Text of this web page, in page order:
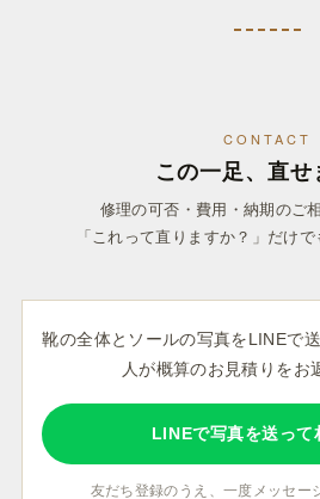
CONTACT
この一足、直せ
修理の可否・費用・納期のご
「これって直りますか？」だけで
靴の全体とソールの写真をLINEで
人が概算のお見積りをお
LINEで写真を送って
友だち登録のうえ、一度メッセー